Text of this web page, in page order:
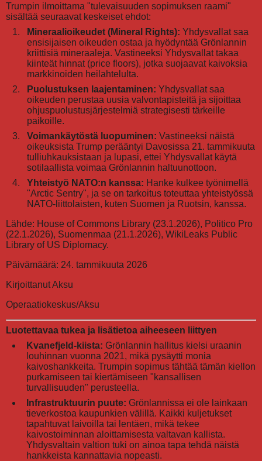
Trumpin ilmoittama "tulevaisuuden sopimuksen raami"
sisältää seuraavat keskeiset ehdot:
Mineraalioikeudet (Mineral Rights): Yhdysvallat saa
ensisijaisen oikeuden ostaa ja hyödyntää Grönlannin
kriittisiä mineraaleja. Vastineeksi Yhdysvallat takaa
kiinteät hinnat (price floors), jotka suojaavat kaivoksia
markkinoiden heilahtelulta.
Puolustuksen laajentaminen: Yhdysvallat saa
oikeuden perustaa uusia valvontapisteitä ja sijoittaa
ohjuspuolustusjärjestelmiä strategisesti tärkeille
paikoille.
Voimankäytöstä luopuminen: Vastineeksi näistä
oikeuksista Trump perääntyi Davosissa 21. tammikuuta
tulliuhkauksistaan ja lupasi, ettei Yhdysvallat käytä
sotilaallista voimaa Grönlannin haltuunottoon.
Yhteistyö NATO:n kanssa: Hanke kulkee työnimellä
"Arctic Sentry", ja se on tarkoitus toteuttaa yhteistyössä
NATO-liittolaisten, kuten Suomen ja Ruotsin, kanssa.
Lähde: House of Commons Library (23.1.2026), Politico Pro
(22.1.2026), Suomenmaa (21.1.2026), WikiLeaks Public
Library of US Diplomacy.
Päivämäärä: 24. tammikuuta 2026
Kirjoittanut Aksu
Operaatiokeskus/Aksu
Luotettavaa tukea ja lisätietoa aiheeseen liittyen
Kvanefjeld-kiista: Grönlannin hallitus kielsi uraanin
louhinnan vuonna 2021, mikä pysäytti monia
kaivoshankkeita. Trumpin sopimus tähtää tämän kiellon
purkamiseen tai kiertämiseen "kansallisen
turvallisuuden" perusteella.
Infrastruktuurin puute: Grönlannissa ei ole lainkaan
tieverkostoa kaupunkien välillä. Kaikki kuljetukset
tapahtuvat laivoilla tai lentäen, mikä tekee
kaivostoiminnan aloittamisesta valtavan kallista.
Yhdysvaltain valtion tuki on ainoa tapa tehdä näistä
hankkeista kannattavia nopeasti.